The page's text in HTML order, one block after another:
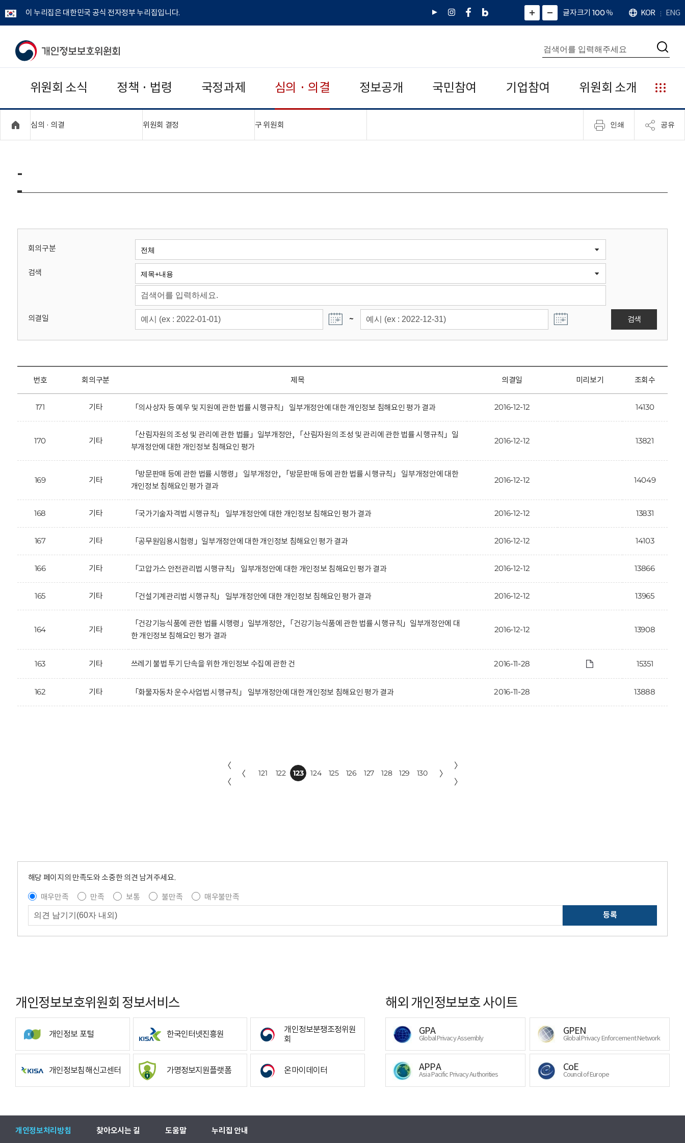
이 누리집은 대한민국 공식 전자정부 누리집입니다.
유
인
페
네
그
)
화
면
면
소
확
대
치
글자크기 100%
언
어
KOR ENG
개
보
보
위
회
통
합
검
색
검
위원회 소식 정책 · 법령 국정과제 심의 · 의결 정보공개 국민참여 기업참여 위원회 소개
누
리
집
안
심의 · 의결 위원회 결정 구 위원회 인쇄 공유
-
회의구분
검색
의결일 ~ 검색
번호 회의구분 제목 의결일 미리보기 조회수
171 기타 「의사상자 등 예우 및 지원에 관한 법률 시행규칙」 일부개정안에 대한 개인정보 침해요인 평가 결과 2016-12-12 14130
170 기타
「산림자원의 조성 및 관리에 관한 법률」일부개정안, 「산림자원의 조성 및 관리에 관한 법률 시행규칙」일
부개정안에 대한 개인정보 침해요인 평가
2016-12-12 13821
169 기타
「방문판매 등에 관한 법률 시행령」 일부개정안, 「방문판매 등에 관한 법률 시행규칙」 일부개정안에 대한
개인정보 침해요인 평가 결과
2016-12-12 14049
168 기타 「국가기술자격법 시행규칙」 일부개정안에 대한 개인정보 침해요인 평가 결과 2016-12-12 13831
167 기타 「공무원임용시험령」일부개정안에 대한 개인정보 침해요인 평가 결과 2016-12-12 14103
166 기타 「고압가스 안전관리법 시행규칙」 일부개정안에 대한 개인정보 침해요인 평가 결과 2016-12-12 13866
165 기타 「건설기계관리법 시행규칙」 일부개정안에 대한 개인정보 침해요인 평가 결과 2016-12-12 13965
164 기타
「건강기능식품에 관한 법률 시행령」일부개정안, 「건강기능식품에 관한 법률 시행규칙」일부개정안에 대
한 개인정보 침해요인 평가 결과
2016-12-12 13908
163 기타 쓰레기 불법 투기 단속을 위한 개인정보 수집에 관한 건 2016-11-28 15351
162 기타 「화물자동차 운수사업법 시행규칙」 일부개정안에 대한 개인정보 침해요인 평가 결과 2016-11-28 13888
〈
〈
〈 121 122 123 124 125 126 127 128 129 130 〉
〉
〉
해당 페이지의 만족도와 소중한 의견 남겨주세요.
매우만족
만족 보통 불만족
매우불만족
등록
개인정보보호위원회 정보서비스
개인정보 포털 한국인터넷진흥원
개인정보분쟁조정위원
회
개인정보침해신고센터 가명정보지원플랫폼 온마이데이터
해외 개인정보보호 사이트
GPA
Global Privacy Assembly
GPEN
Global Privacy Enforcement Network
APPA
Asia Pacific Privacy Authorities
CoE
Council of Europe
개인정보처리방침 찾아오시는 길 도움말 누리집 안내